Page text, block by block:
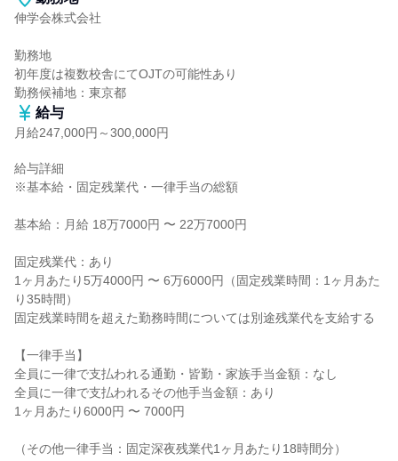
伸学会株式会社
勤務地
初年度は複数校舎にてOJTの可能性あり
勤務候補地：東京都
給与
月給247,000円～300,000円
給与詳細
※基本給・固定残業代・一律手当の総額
基本給：月給 18万7000円 〜 22万7000円
固定残業代：あり
1ヶ月あたり5万4000円 〜 6万6000円（固定残業時間：1ヶ月あた
り35時間）
固定残業時間を超えた勤務時間については別途残業代を支給する
【一律手当】
全員に一律で支払われる通勤・皆勤・家族手当金額：なし
全員に一律で支払われるその他手当金額：あり
1ヶ月あたり6000円 〜 7000円
（その他一律手当：固定深夜残業代1ヶ月あたり18時間分）